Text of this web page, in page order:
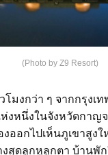
(Photo by Z9 Resort)
โมงกว่า ๆ จากกรุงเ
งหนึ่งในจังหวัดกาญ
ออกไปเห็นภูเขาสูง
สุดลูกหูลูกตา บ้านพั